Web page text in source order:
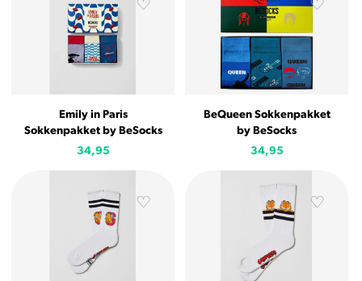
Emily in Paris
Sokkenpakket by BeSocks
34,95
BeQueen Sokkenpakket
by BeSocks
34,95